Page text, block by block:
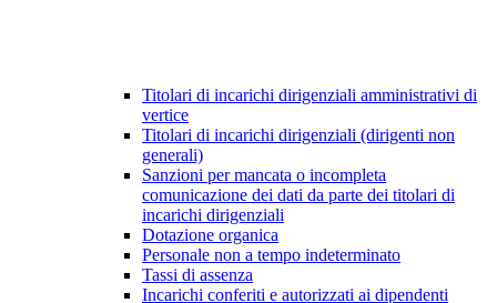
Titolari di incarichi dirigenziali amministrativi di
vertice
Titolari di incarichi dirigenziali (dirigenti non
generali)
Sanzioni per mancata o incompleta
comunicazione dei dati da parte dei titolari di
incarichi dirigenziali
Dotazione organica
Personale non a tempo indeterminato
Tassi di assenza
Incarichi conferiti e autorizzati ai dipendenti